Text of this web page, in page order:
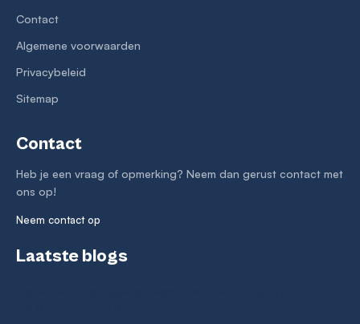
Contact
Algemene voorwaarden
Privacybeleid
Sitemap
Contact
Heb je een vraag of opmerking? Neem dan gerust contact met
ons op!
Neem contact op
Laatste blogs